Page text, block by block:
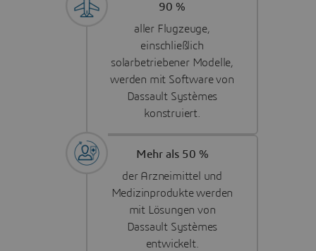
90 %
aller Flugzeuge,
einschließlich
solarbetriebener Modelle,
werden mit Software von
Dassault Systèmes
konstruiert.
Mehr als 50 %
der Arzneimittel und
Medizinprodukte werden
mit Lösungen von
Dassault Systèmes
entwickelt.